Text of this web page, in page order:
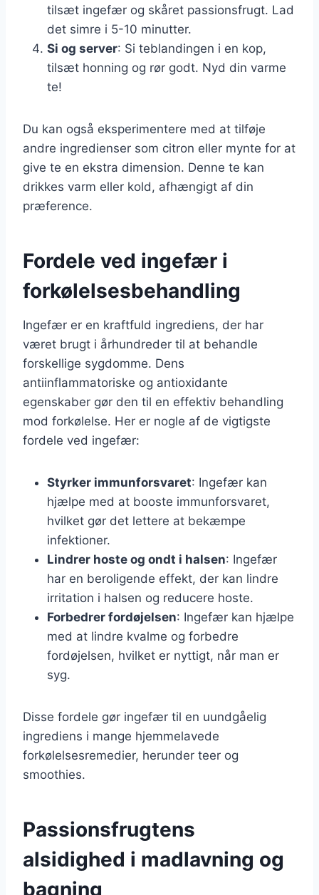
tilsæt ingefær og skåret passionsfrugt. Lad
det simre i 5-10 minutter.
Si og server: Si teblandingen i en kop,
tilsæt honning og rør godt. Nyd din varme
te!
Du kan også eksperimentere med at tilføje
andre ingredienser som citron eller mynte for at
give te en ekstra dimension. Denne te kan
drikkes varm eller kold, afhængigt af din
præference.
Fordele ved ingefær i
forkølelsesbehandling
Ingefær er en kraftfuld ingrediens, der har
været brugt i århundreder til at behandle
forskellige sygdomme. Dens
antiinflammatoriske og antioxidante
egenskaber gør den til en effektiv behandling
mod forkølelse. Her er nogle af de vigtigste
fordele ved ingefær:
Styrker immunforsvaret: Ingefær kan
hjælpe med at booste immunforsvaret,
hvilket gør det lettere at bekæmpe
infektioner.
Lindrer hoste og ondt i halsen: Ingefær
har en beroligende effekt, der kan lindre
irritation i halsen og reducere hoste.
Forbedrer fordøjelsen: Ingefær kan hjælpe
med at lindre kvalme og forbedre
fordøjelsen, hvilket er nyttigt, når man er
syg.
Disse fordele gør ingefær til en uundgåelig
ingrediens i mange hjemmelavede
forkølelsesremedier, herunder teer og
smoothies.
Passionsfrugtens
alsidighed i madlavning og
bagning